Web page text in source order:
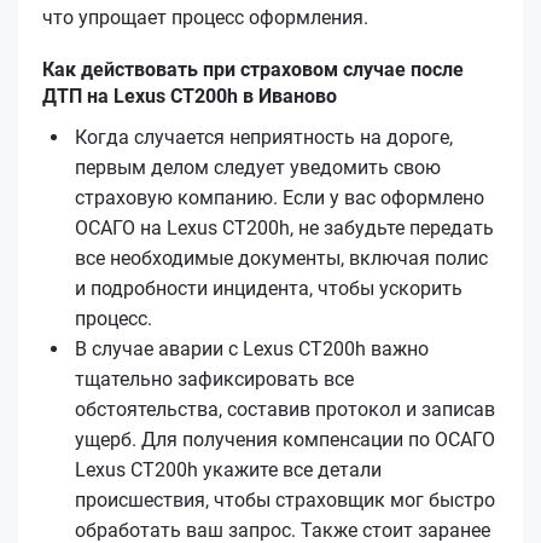
что упрощает процесс оформления.
Как действовать при страховом случае после
ДТП на Lexus CT200h в Иваново
Когда случается неприятность на дороге,
первым делом следует уведомить свою
страховую компанию. Если у вас оформлено
ОСАГО на Lexus CT200h, не забудьте передать
все необходимые документы, включая полис
и подробности инцидента, чтобы ускорить
процесс.
В случае аварии с Lexus CT200h важно
тщательно зафиксировать все
обстоятельства, составив протокол и записав
ущерб. Для получения компенсации по ОСАГО
Lexus CT200h укажите все детали
происшествия, чтобы страховщик мог быстро
обработать ваш запрос. Также стоит заранее